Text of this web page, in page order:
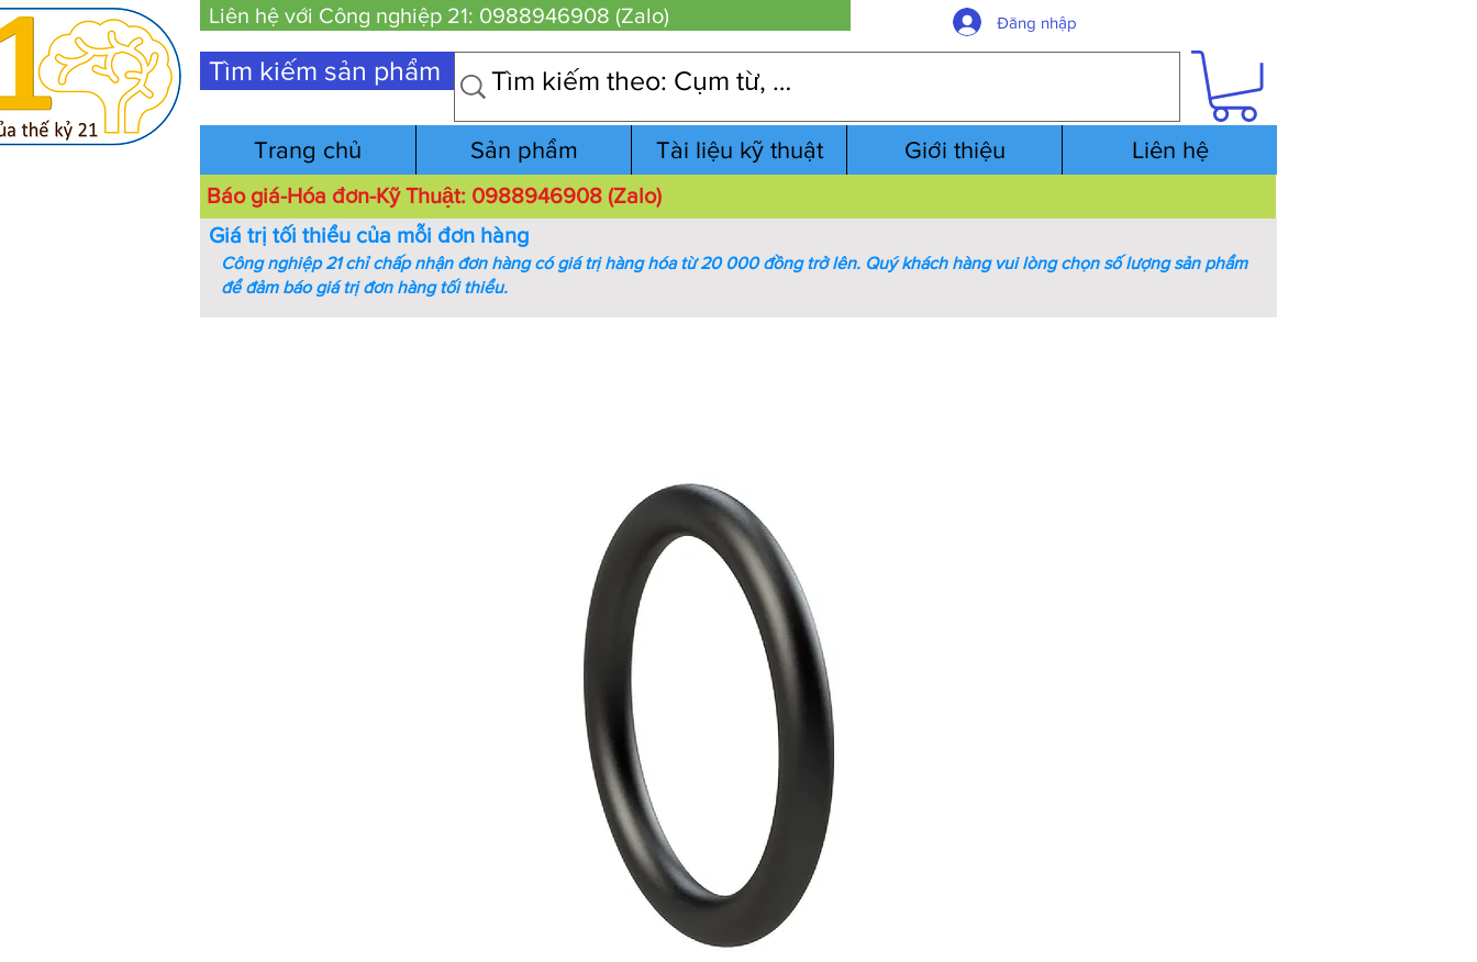
Liên hệ với Công nghiệp 21: 0988946908 (Zalo) Đăng nhập
Tìm kiếm sản phẩm
Trang chủ Sản phẩm Tài liệu kỹ thuật Giới thiệu Liên hệ
Báo giá-Hóa đơn-Kỹ Thuật: 0988946908 (Zalo)
Giá trị tối thiểu của mỗi đơn hàng
Công nghiệp 21 chỉ chấp nhận đơn hàng có giá trị hàng hóa từ 20 000 đồng trở lên. Quý khách hàng vui lòng chọn số lượng sản phẩm
để đảm báo giá trị đơn hàng tối thiểu.